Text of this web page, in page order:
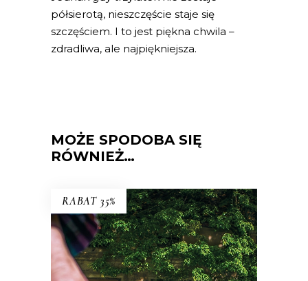
półsierotą, nieszczęście staje się
szczęściem. I to jest piękna chwila –
zdradliwa, ale najpiękniejsza.
MOŻE SPODOBA SIĘ
RÓWNIEŻ…
RABAT 35%